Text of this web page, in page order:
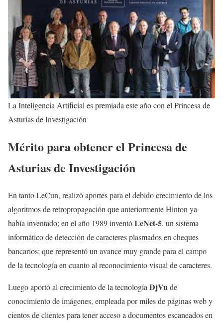
La Inteligencia Artificial es premiada este año con el Princesa de
Asturias de Investigación
Mérito para obtener el Princesa de
Asturias de Investigación
En tanto LeCun, realizó aportes para el debido crecimiento de los
algoritmos de retropropagación que anteriormente Hinton ya
había inventado; en el año 1989 inventóLeNet-5, un sistema
informático de detección de caracteres plasmados en cheques
bancarios; que representó un avance muy grande para el campo
de la tecnología en cuanto al reconocimiento visual de caracteres.
Luego aportó al crecimiento de la tecnología DjVude
conocimiento de imágenes, empleada por miles de páginas web y
cientos de clientes para tener acceso a documentos escaneados en